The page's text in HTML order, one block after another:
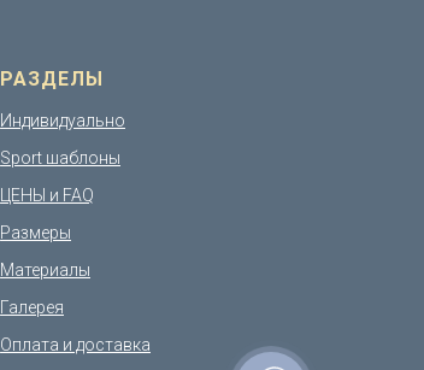
РАЗДЕЛЫ
Индивидуально
Sport шаблоны
ЦЕНЫ и FAQ
Размеры
Материалы
Галерея
Оплата и доставка